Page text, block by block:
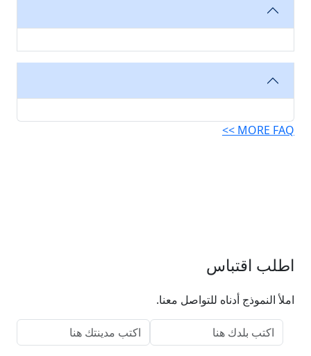
MORE FAQ >>
اطلب اقتباس
املأ النموذج أدناه للتواصل معنا.